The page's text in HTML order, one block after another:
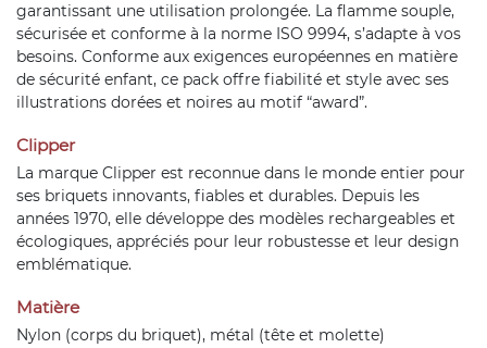
garantissant une utilisation prolongée. La flamme souple,
sécurisée et conforme à la norme ISO 9994, s’adapte à vos
besoins. Conforme aux exigences européennes en matière
de sécurité enfant, ce pack offre fiabilité et style avec ses
illustrations dorées et noires au motif “award”.
Clipper
La marque Clipper est reconnue dans le monde entier pour
ses briquets innovants, fiables et durables. Depuis les
années 1970, elle développe des modèles rechargeables et
écologiques, appréciés pour leur robustesse et leur design
emblématique.
Matière
Nylon (corps du briquet), métal (tête et molette)